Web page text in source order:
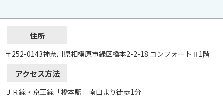
住所
〒252-0143神奈川県相模原市緑区橋本2-2-18 コンフォートⅡ1階
アクセス方法
ＪＲ線・京王線「橋本駅」南口より徒歩1分